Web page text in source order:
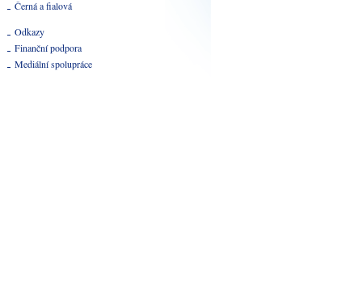
Černá a fialová
Odkazy
Finanční podpora
Mediální spolupráce